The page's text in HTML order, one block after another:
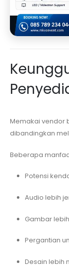
Memakai vendor
dibandingkan
Beberapa
Potensi
Audio lebih
Gambar
Pergantian
Desain lebih